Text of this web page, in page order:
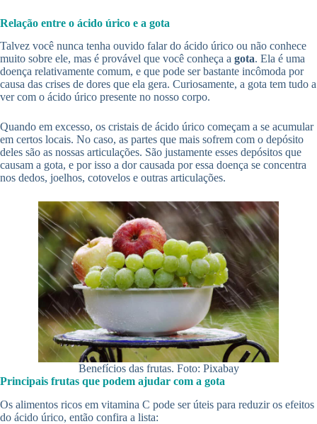
Relação entre o ácido úrico e a gota
Talvez você nunca tenha ouvido falar do ácido úrico ou não conhece
muito sobre ele, mas é provável que você conheça a gota. Ela é uma
doença relativamente comum, e que pode ser bastante incômoda por
causa das crises de dores que ela gera. Curiosamente, a gota tem tudo a
ver com o ácido úrico presente no nosso corpo.
Quando em excesso, os cristais de ácido úrico começam a se acumular
em certos locais. No caso, as partes que mais sofrem com o depósito
deles são as nossas articulações. São justamente esses depósitos que
causam a gota, e por isso a dor causada por essa doença se concentra
nos dedos, joelhos, cotovelos e outras articulações.
Benefícios das frutas. Foto: Pixabay
Principais frutas que podem ajudar com a gota
Os alimentos ricos em vitamina C pode ser úteis para reduzir os efeitos
do ácido úrico, então confira a lista: